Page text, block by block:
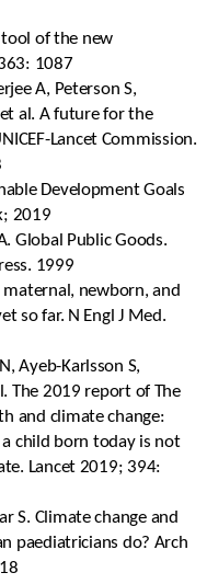
of the new
1087
A, Peterson S,
et al. A future for the
Lancet Commission.
Development Goals
2019
Global Public Goods.
1999
maternal, newborn, and
so far. N Engl J Med.
Ayeb-Karlsson S,
The 2019 report of The
and climate change:
child born today is not
Lancet 2019; 394:
S. Climate change and
paediatricians do? Arch